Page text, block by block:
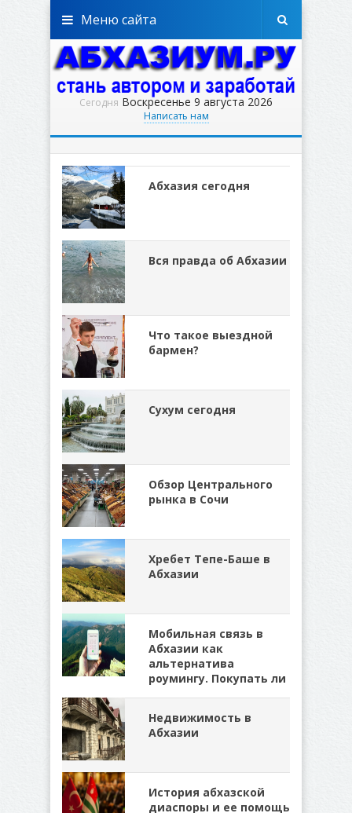
Сегодня Воскресенье 9 августа 2026
Написать нам
Меню сайта
Абхазия сегодня
Вся правда об Абхазии
Что такое выездной
бармен?
Сухум сегодня
Обзор Центрального
рынка в Сочи
Хребет Тепе-Баше в
Абхазии
Мобильная связь в
Абхазии как
альтернатива
роумингу. Покупать ли
Недвижимость в
Абхазии
История абхазской
диаспоры и ее помощь